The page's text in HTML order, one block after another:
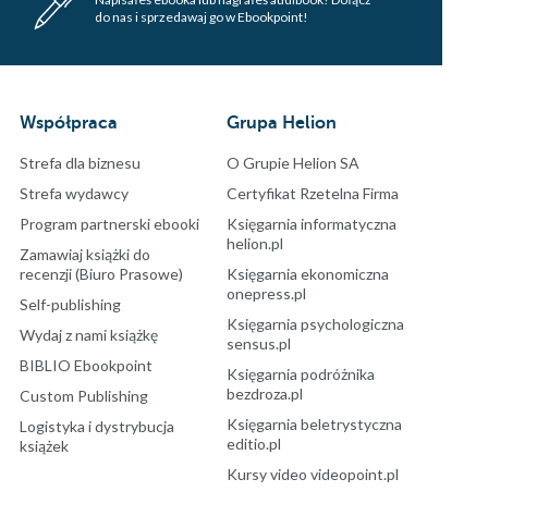
do nas i sprzedawaj go w Ebookpoint!
Współpraca
Strefa dla biznesu
Strefa wydawcy
Program partnerski ebooki
Zamawiaj książki do
recenzji (Biuro Prasowe)
Self-publishing
Wydaj z nami książkę
BIBLIO Ebookpoint
Custom Publishing
Logistyka i dystrybucja
książek
Grupa Helion
O Grupie Helion SA
Certyfikat Rzetelna Firma
Księgarnia informatyczna
helion.pl
Księgarnia ekonomiczna
onepress.pl
Księgarnia psychologiczna
sensus.pl
Księgarnia podróżnika
bezdroza.pl
Księgarnia beletrystyczna
editio.pl
Kursy video videopoint.pl